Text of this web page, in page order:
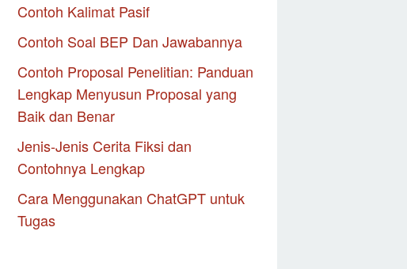
Contoh Kalimat Pasif
Contoh Soal BEP Dan Jawabannya
Contoh Proposal Penelitian: Panduan
Lengkap Menyusun Proposal yang
Baik dan Benar
Jenis-Jenis Cerita Fiksi dan
Contohnya Lengkap
Cara Menggunakan ChatGPT untuk
Tugas